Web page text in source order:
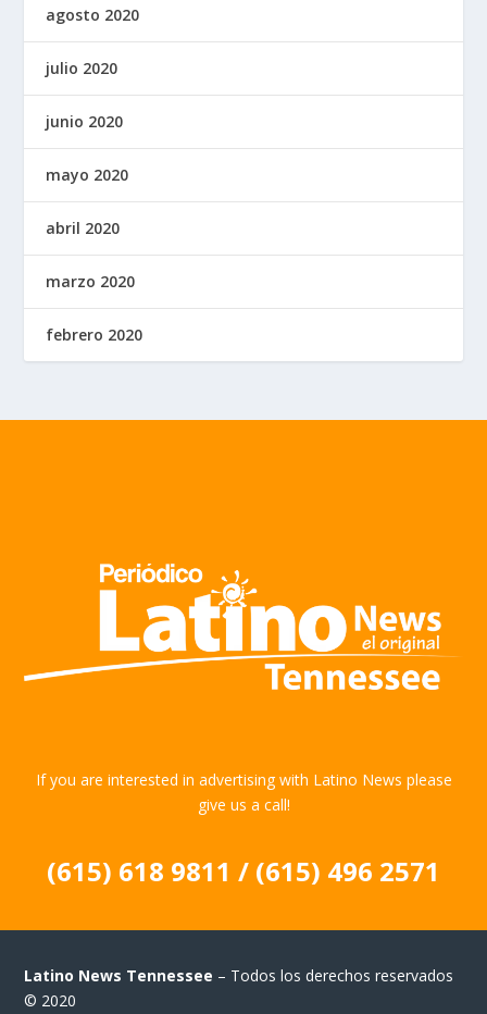
agosto 2020
julio 2020
junio 2020
mayo 2020
abril 2020
marzo 2020
febrero 2020
If you are interested in advertising with Latino News please
give us a call!
(615) 618 9811 / (615) 496 2571
Latino News Tennessee – Todos los derechos reservados
© 2020